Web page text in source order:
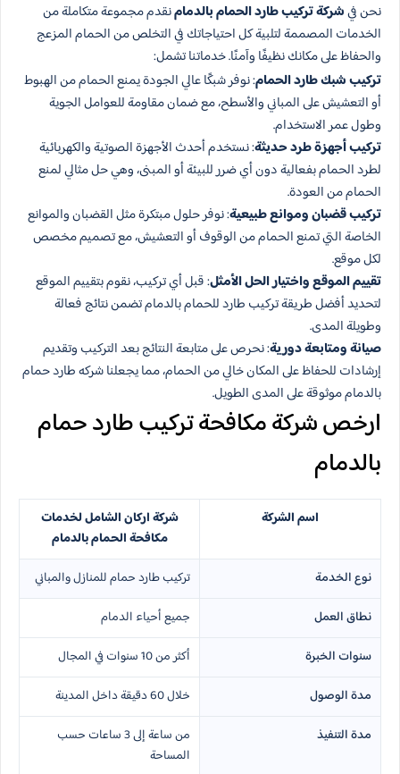
نحن فيشركة تركيب طارد الحمام بالدمامنقدم مجموعة متكاملة من
الخدمات المصممة لتلبية كل احتياجاتك في التخلص من الحمام المزعج
والحفاظ على مكانك نظيفًا وآمنًا. خدماتنا تشمل:
تركيب شبك طارد الحمام: نوفر شبكًا عالي الجودة يمنع الحمام من الهبوط
أو التعشيش على المباني والأسطح، مع ضمان مقاومة للعوامل الجوية
وطول عمر الاستخدام.
تركيب أجهزة طرد حديثة: نستخدم أحدث الأجهزة الصوتية والكهربائية
لطرد الحمام بفعالية دون أي ضرر للبيئة أو المبنى، وهي حل مثالي لمنع
الحمام من العودة.
تركيب قضبان وموانع طبيعية: نوفر حلول مبتكرة مثل القضبان والموانع
الخاصة التي تمنع الحمام من الوقوف أو التعشيش، مع تصميم مخصص
لكل موقع.
تقييم الموقع واختيار الحل الأمثل: قبل أي تركيب، نقوم بتقييم الموقع
لتحديد أفضل طريقة تركيب طارد للحمام بالدمام تضمن نتائج فعالة
وطويلة المدى.
صيانة ومتابعة دورية: نحرص على متابعة النتائج بعد التركيب وتقديم
إرشادات للحفاظ على المكان خالي من الحمام، مما يجعلنا شركه طارد حمام
بالدمام موثوقة على المدى الطويل.
ارخص شركة مكافحة تركيب طارد حمام
بالدمام
اسم الشركة
شركة اركان الشامل لخدمات
مكافحة الحمام بالدمام
نوع الخدمة
تركيب طارد حمام للمنازل والمباني
نطاق العمل
جميع أحياء الدمام
سنوات الخبرة
أكثر من 10 سنوات في المجال
مدة الوصول
خلال 60 دقيقة داخل المدينة
مدة التنفيذ
من ساعة إلى 3 ساعات حسب
المساحة